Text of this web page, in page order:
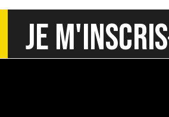
JE M'INSCRIS